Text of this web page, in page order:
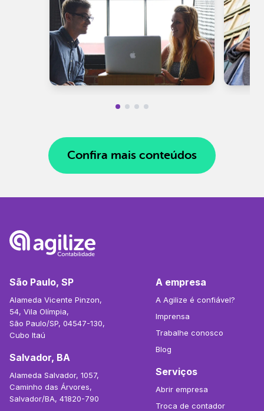
Confira mais conteúdos
São Paulo, SP
Alameda Vicente Pinzon,
54, Vila Olímpia,
São Paulo/SP, 04547-130,
Cubo Itaú
Salvador, BA
Alameda Salvador, 1057,
Caminho das Árvores,
Salvador/BA, 41820-790
A empresa
A Agilize é confiável?
Imprensa
Trabalhe conosco
Blog
Serviços
Abrir empresa
Troca de contador